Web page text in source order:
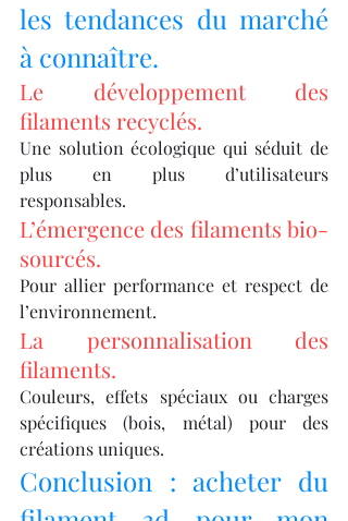
les tendances du marché
à connaître.
Le développement des
filaments recyclés.
Une solution écologique qui séduit de
plus en plus d’utilisateurs
responsables.
L’émergence des filaments bio-
sourcés.
Pour allier performance et respect de
l’environnement.
La personnalisation des
filaments.
Couleurs, effets spéciaux ou charges
spécifiques (bois, métal) pour des
créations uniques.
Conclusion : acheter du